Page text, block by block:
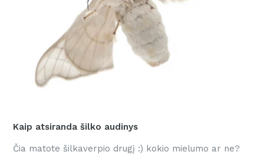
Kaip atsiranda šilko audinys
Čia matote šilkaverpio drugį :) kokio mielumo ar ne?